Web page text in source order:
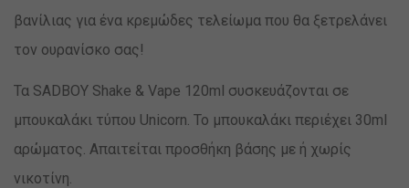
βανίλιας για ένα κρεμώδες τελείωμα που θα ξετρελάνει
τον ουρανίσκο σας!
Τα SADBOY Shake & Vape 120ml συσκευάζονται σε
μπουκαλάκι τύπου Unicorn. Το μπουκαλάκι περιέχει 30ml
αρώματος. Απαιτείται προσθήκη βάσης με ή χωρίς
νικοτίνη.